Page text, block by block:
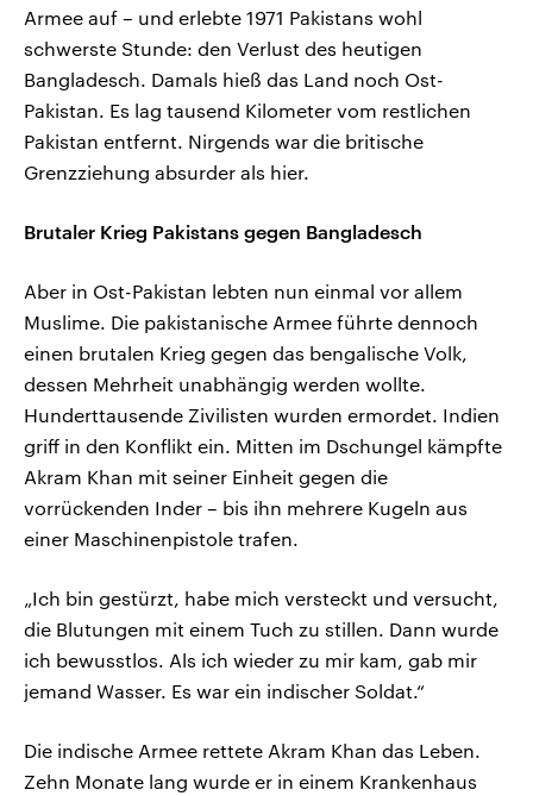
Armee auf – und erlebte 1971 Pakistans wohl
schwerste Stunde: den Verlust des heutigen
Bangladesch. Damals hieß das Land noch Ost-
Pakistan. Es lag tausend Kilometer vom restlichen
Pakistan entfernt. Nirgends war die britische
Grenzziehung absurder als hier.
Brutaler Krieg Pakistans gegen Bangladesch
Aber in Ost-Pakistan lebten nun einmal vor allem
Muslime. Die pakistanische Armee führte dennoch
einen brutalen Krieg gegen das bengalische Volk,
dessen Mehrheit unabhängig werden wollte.
Hunderttausende Zivilisten wurden ermordet. Indien
griff in den Konflikt ein. Mitten im Dschungel kämpfte
Akram Khan mit seiner Einheit gegen die
vorrückenden Inder – bis ihn mehrere Kugeln aus
einer Maschinenpistole trafen.
„Ich bin gestürzt, habe mich versteckt und versucht,
die Blutungen mit einem Tuch zu stillen. Dann wurde
ich bewusstlos. Als ich wieder zu mir kam, gab mir
jemand Wasser. Es war ein indischer Soldat.“
Die indische Armee rettete Akram Khan das Leben.
Zehn Monate lang wurde er in einem Krankenhaus